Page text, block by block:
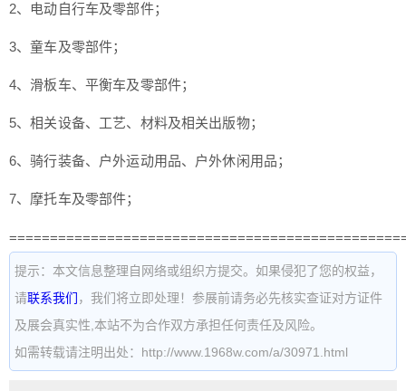
2、电动自行车及零部件；
3、童车及零部件；
4、滑板车、平衡车及零部件；
5、相关设备、工艺、材料及相关出版物；
6、骑行装备、户外运动用品、户外休闲用品；
7、摩托车及零部件；
提示：本文信息整理自网络或组织方提交。如果侵犯了您的权益，
请联系我们 ，我们将立即处理！参展前请务必先核实查证对方证件
及展会真实性,本站不为合作双方承担任何责任及风险。
如需转载请注明出处：http://www.1968w.com/a/30971.html